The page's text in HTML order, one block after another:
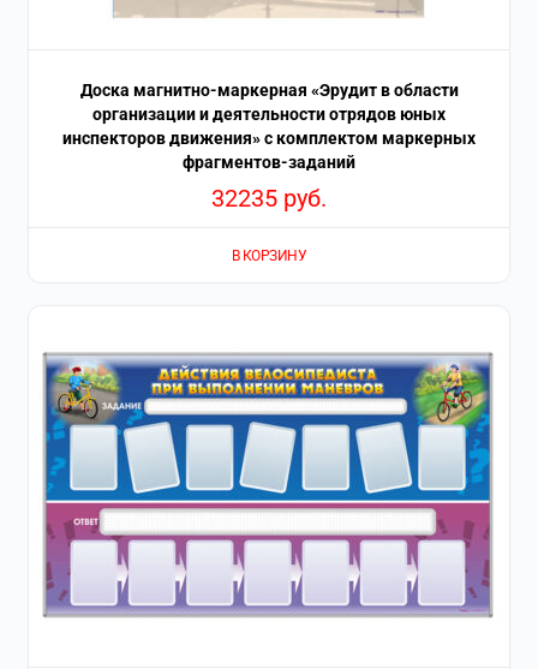
Доска магнитно-маркерная «Эрудит в области
организации и деятельности отрядов юных
инспекторов движения» с комплектом маркерных
фрагментов-заданий
32235 руб.
В КОРЗИНУ